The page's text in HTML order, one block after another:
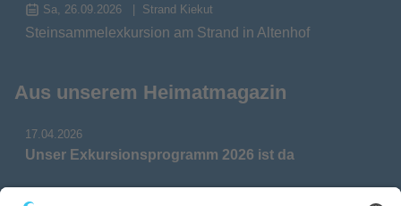
Sa, 26.09.2026 Strand Kiekut
Steinsammelexkursion am Strand in Altenhof
Aus unserem Heimatmagazin
17.04.2026
Unser Exkursionsprogramm 2026 ist da
17.04.2026